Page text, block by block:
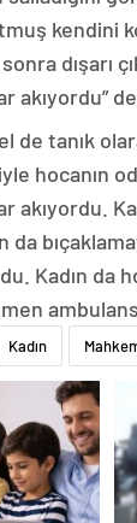
kendini
dışarı
akıyordu”
de tanık
hocanın
akıyordu.
da
Kadın da
ambulans
Kadın